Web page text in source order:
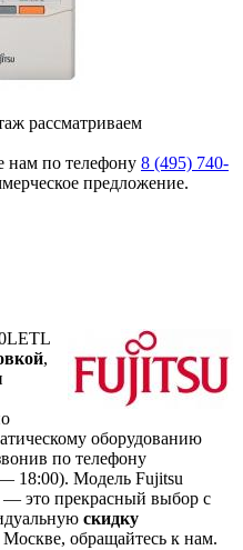
рассматриваем
нам по телефону 8 (495) 740-
предложение.
,
оборудованию
по телефону
18:00). Модель Fujitsu
— это прекрасный выбор с
скидку
обращайтесь к нам.